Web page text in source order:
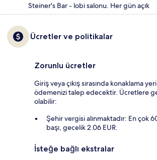
Steiner's Bar - lobi salonu. Her gün açık
Ücretler ve politikalar
Zorunlu ücretler
Giriş veya çıkış sırasında konaklama
ödemenizi talep edecektir. Ücretlere
olabilir:
Şehir vergisi alınmaktadır: En çok
başı, gecelik 2.06 EUR.
İsteğe bağlı ekstralar